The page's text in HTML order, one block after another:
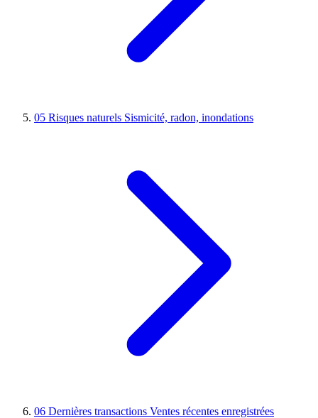
05 Risques naturels Sismicité, radon, inondations
06 Dernières transactions Ventes récentes enregistrées